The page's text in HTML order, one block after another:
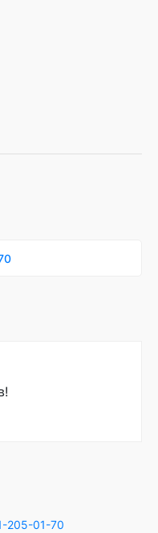
205-01-70